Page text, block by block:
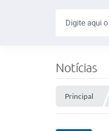
Notícias
Principal